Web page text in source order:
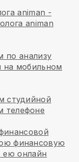
animan -
animan
по анализу
на мобильном
студийной
телефоне
финансовую
ею онлайн